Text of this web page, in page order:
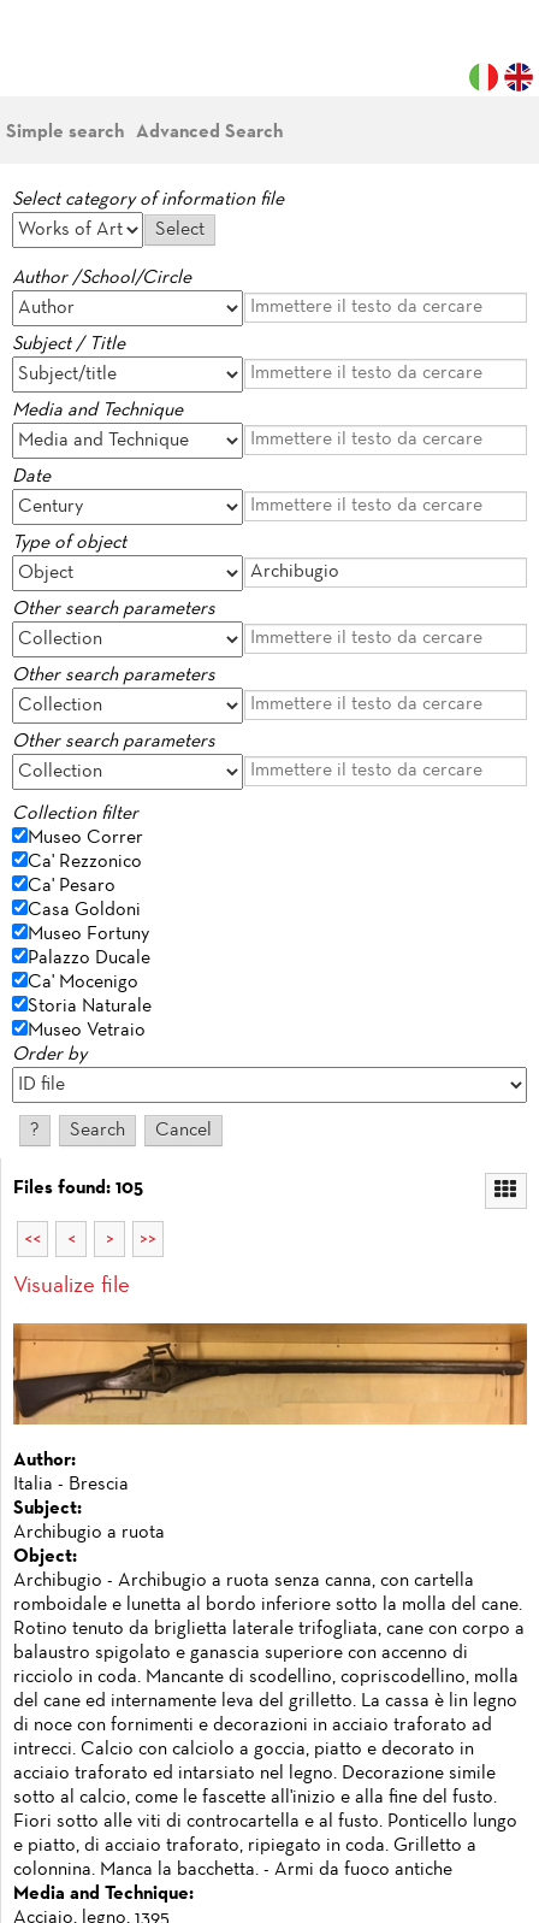
Simple search Advanced Search
Select category of information file
Author /School/Circle
Subject / Title
Media and Technique
Date
Type of object
Other search parameters
Other search parameters
Other search parameters
Collection filter
Museo Correr
Ca' Rezzonico
Ca' Pesaro
Casa Goldoni
Museo Fortuny
Palazzo Ducale
Ca' Mocenigo
Storia Naturale
Museo Vetraio
Order by
Files found: 105
<< < > >>
Visualize file
Author:
Italia - Brescia
Subject:
Archibugio a ruota
Object:
Archibugio - Archibugio a ruota senza canna, con cartella
romboidale e lunetta al bordo inferiore sotto la molla del cane.
Rotino tenuto da briglietta laterale trifogliata, cane con corpo a
balaustro spigolato e ganascia superiore con accenno di
ricciolo in coda. Mancante di scodellino, copriscodellino, molla
del cane ed internamente leva del grilletto. La cassa è lin legno
di noce con fornimenti e decorazioni in acciaio traforato ad
intrecci. Calcio con calciolo a goccia, piatto e decorato in
acciaio traforato ed intarsiato nel legno. Decorazione simile
sotto al calcio, come le fascette all'inizio e alla fine del fusto.
Fiori sotto alle viti di controcartella e al fusto. Ponticello lungo
e piatto, di acciaio traforato, ripiegato in coda. Grilletto a
colonnina. Manca la bacchetta. - Armi da fuoco antiche
Media and Technique:
Acciaio, legno, 1395